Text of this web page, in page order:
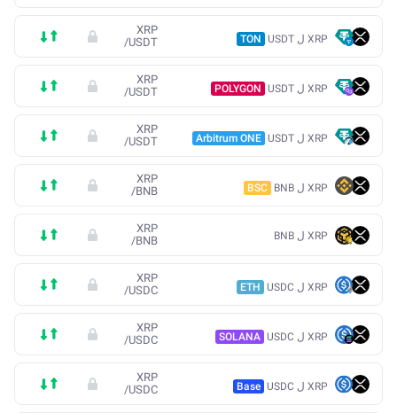
XRP ل USDT TON
XRP
/USDT
XRP ل USDT POLYGON
XRP
/USDT
XRP ل USDT Arbitrum ONE
XRP
/USDT
XRP ل BNB BSC
XRP
/BNB
XRP ل BNB
XRP
/BNB
XRP ل USDC ETH
XRP
/USDC
XRP ل USDC SOLANA
XRP
/USDC
XRP ل USDC Base
XRP
/USDC